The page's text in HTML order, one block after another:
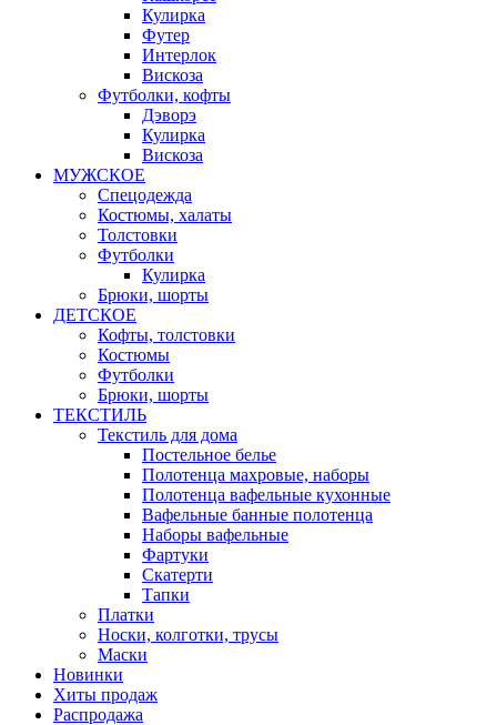
Кулирка
Футер
Интерлок
Вискоза
Футболки, кофты
Дэворэ
Кулирка
Вискоза
МУЖСКОЕ
Спецодежда
Костюмы, халаты
Толстовки
Футболки
Кулирка
Брюки, шорты
ДЕТСКОЕ
Кофты, толстовки
Костюмы
Футболки
Брюки, шорты
ТЕКСТИЛЬ
Текстиль для дома
Постельное белье
Полотенца махровые, наборы
Полотенца вафельные кухонные
Вафельные банные полотенца
Наборы вафельные
Фартуки
Скатерти
Тапки
Платки
Носки, колготки, трусы
Маски
Новинки
Хиты продаж
Распродажа